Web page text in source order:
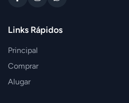
Links Rápidos
Principal
Comprar
Alugar